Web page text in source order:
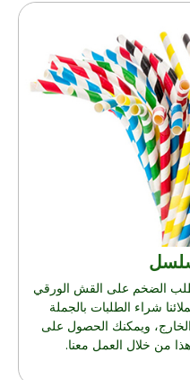
الضخم على القش الورقي
شراء الطلبات بالجملة
ويمكنك الحصول على
من خلال العمل معنا.